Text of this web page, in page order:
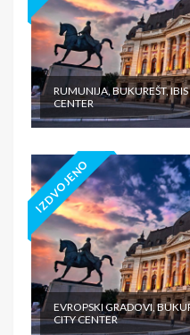
RUMUNIJA, BUKUREŠT,
CENTER
IZDVOJENO
EVROPSKI GRADOVI,
CITY CENTER